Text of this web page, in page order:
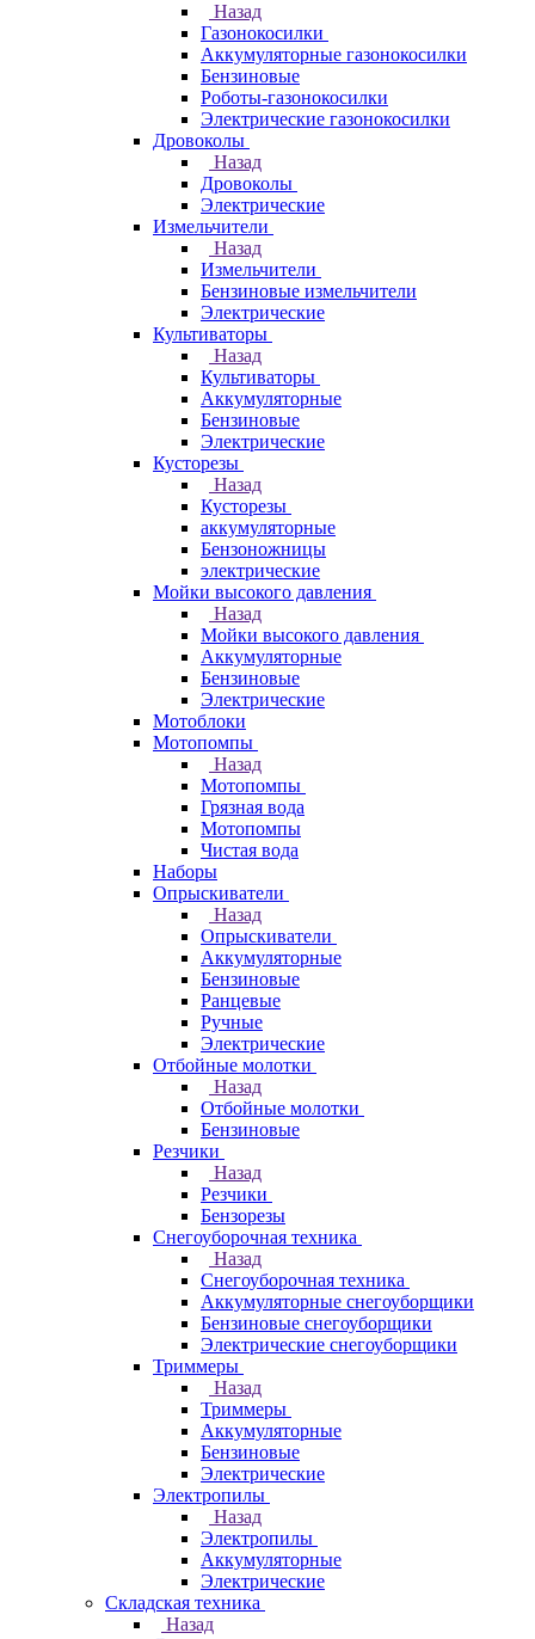
Назад
Газонокосилки
Аккумуляторные газонокосилки
Бензиновые
Роботы-газонокосилки
Электрические газонокосилки
Дровоколы
Назад
Дровоколы
Электрические
Измельчители
Назад
Измельчители
Бензиновые измельчители
Электрические
Культиваторы
Назад
Культиваторы
Аккумуляторные
Бензиновые
Электрические
Кусторезы
Назад
Кусторезы
аккумуляторные
Бензоножницы
электрические
Мойки высокого давления
Назад
Мойки высокого давления
Аккумуляторные
Бензиновые
Электрические
Мотоблоки
Мотопомпы
Назад
Мотопомпы
Грязная вода
Мотопомпы
Чистая вода
Наборы
Опрыскиватели
Назад
Опрыскиватели
Аккумуляторные
Бензиновые
Ранцевые
Ручные
Электрические
Отбойные молотки
Назад
Отбойные молотки
Бензиновые
Резчики
Назад
Резчики
Бензорезы
Снегоуборочная техника
Назад
Снегоуборочная техника
Аккумуляторные снегоуборщики
Бензиновые снегоуборщики
Электрические снегоуборщики
Триммеры
Назад
Триммеры
Аккумуляторные
Бензиновые
Электрические
Электропилы
Назад
Электропилы
Аккумуляторные
Электрические
Складская техника
Назад